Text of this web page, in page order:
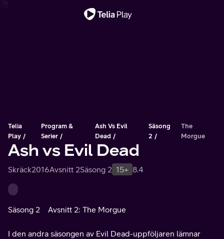
Telia
Play
Program &
Serier
Ash Vs Evil
Dead
Säsong
2
The
Morgue
Ash vs Evil Dead
Skräck2016Avsnitt 2Säsong 2 15+ 8.4
Säsong 2 Avsnitt 2: The Morgue
I den andra säsongen av Evil Dead-uppföljaren lämnar